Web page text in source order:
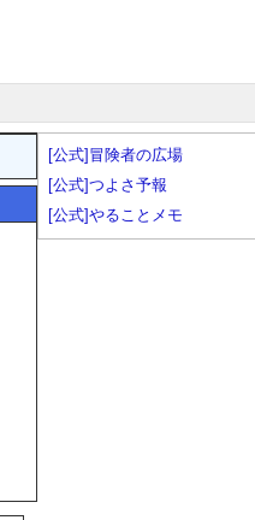
[公式]冒険者の広場
[公式]つよさ予報
[公式]やることメモ